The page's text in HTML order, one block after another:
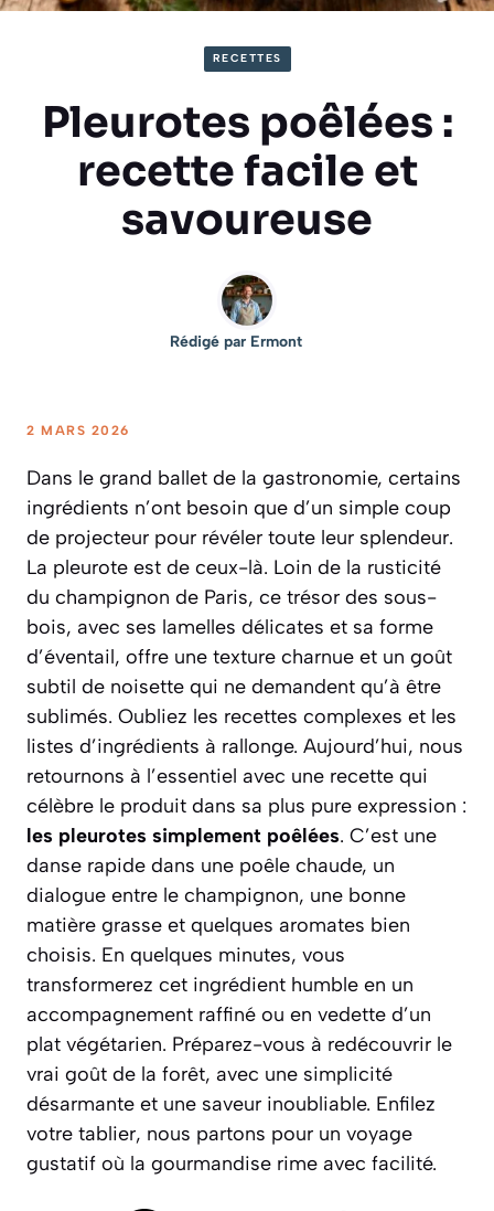
RECETTES
Pleurotes poêlées :
recette facile et
savoureuse
Rédigé par Ermont
2 MARS 2026
Dans le grand ballet de la gastronomie, certains
ingrédients n’ont besoin que d’un simple coup
de projecteur pour révéler toute leur splendeur.
La pleurote est de ceux-là. Loin de la rusticité
du champignon de Paris, ce trésor des sous-
bois, avec ses lamelles délicates et sa forme
d’éventail, offre une texture charnue et un goût
subtil de noisette qui ne demandent qu’à être
sublimés. Oubliez les recettes complexes et les
listes d’ingrédients à rallonge. Aujourd’hui, nous
retournons à l’essentiel avec une recette qui
célèbre le produit dans sa plus pure expression :
les pleurotes simplement poêlées. C’est une
danse rapide dans une poêle chaude, un
dialogue entre le champignon, une bonne
matière grasse et quelques aromates bien
choisis. En quelques minutes, vous
transformerez cet ingrédient humble en un
accompagnement raffiné ou en vedette d’un
plat végétarien. Préparez-vous à redécouvrir le
vrai goût de la forêt, avec une simplicité
désarmante et une saveur inoubliable. Enfilez
votre tablier, nous partons pour un voyage
gustatif où la gourmandise rime avec facilité.